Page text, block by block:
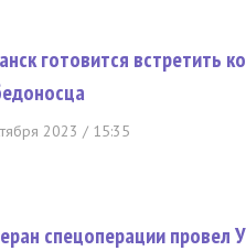
готовится встретить
2023 / 15:35
спецоперации провел